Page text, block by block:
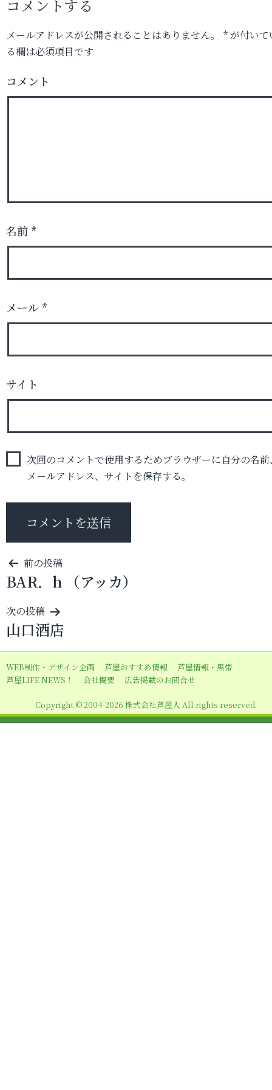
コメントする
メールアドレスが公開されることはありません。 *が付いて
る欄は必須項目です
コメント
名前 *
メール *
サイト
次回のコメントで使用するためブラウザーに自分の名前
メールアドレス、サイトを保存する。
投
稿
ナ
ビ
ゲ
ー
シ
ン
前の投稿
BAR．h （アッカ）
次の投稿
山口酒店
WEB制作・デザイン企画 芦屋おすすめ情報
芦屋情報・黒帯
芦屋LIFE NEWS！
会社概要 広告掲載のお問合せ
Copyright © 2004-2026 株式会社芦屋人 All rights reserved.